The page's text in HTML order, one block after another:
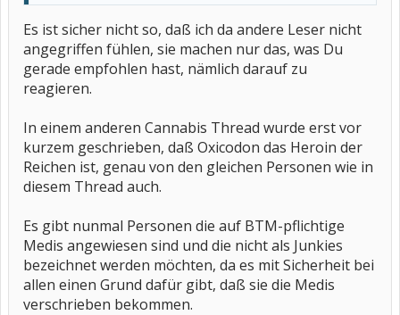
Es ist sicher nicht so, daß ich da andere Leser nicht
angegriffen fühlen, sie machen nur das, was Du
gerade empfohlen hast, nämlich darauf zu
reagieren.
In einem anderen Cannabis Thread wurde erst vor
kurzem geschrieben, daß Oxicodon das Heroin der
Reichen ist, genau von den gleichen Personen wie in
diesem Thread auch.
Es gibt nunmal Personen die auf BTM-pflichtige
Medis angewiesen sind und die nicht als Junkies
bezeichnet werden möchten, da es mit Sicherheit bei
allen einen Grund dafür gibt, daß sie die Medis
verschrieben bekommen.